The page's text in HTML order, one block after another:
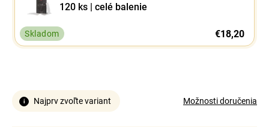
120 ks | celé balenie
Skladom €18,20
Najprv zvoľte variant Možnosti doručenia